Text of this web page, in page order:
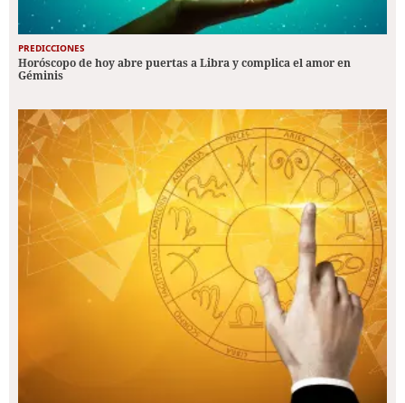
PREDICCIONES
Horóscopo de hoy abre puertas a Libra y complica el amor en
Géminis